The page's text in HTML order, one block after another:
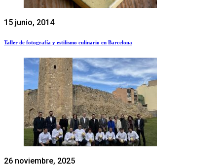
15 junio, 2014
Taller de fotografía y estilismo culinario en Barcelona
26 noviembre, 2025